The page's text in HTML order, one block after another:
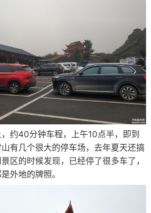
40分钟车程，上午10点半，即到
有几个很大的停车场，去年夏天还搞
区的时候发现，已经停了很多车了，
外地的牌照。